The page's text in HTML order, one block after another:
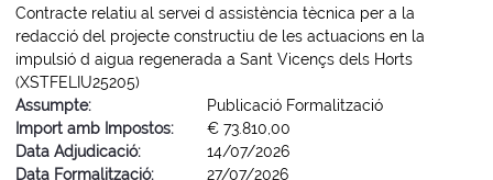
Contracte relatiu al servei d assistència tècnica per a la
redacció del projecte constructiu de les actuacions en la
impulsió d aigua regenerada a Sant Vicençs dels Horts
(XSTFELIU25205)
Assumpte:
Publicació Formalització
Import amb Impostos:
€ 73.810,00
Data Adjudicació:
14/07/2026
Data Formalització:
27/07/2026